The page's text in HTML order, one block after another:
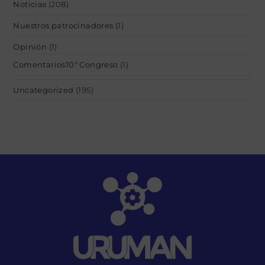
Noticias (208)
Nuestros patrocinadores (1)
Opinión (1)
Comentarios10º Congreso (1)
Uncategorized (195)